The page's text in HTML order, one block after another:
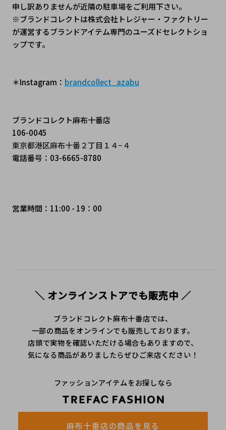
申し訳ありませんが近隣の駐車場をご利用下さい。
※ブランドコレクトは株式会社トレジャー・ファクトリー
が運営するブランドアイテム専門のユーズドセレクトショ
ップです。
＊Instagram： brandcollect_azabu
ブランドコレクト麻布十番店
106-0045
東京都港区麻布十番２丁目１４−４
電話番号：03-6665-8780
営業時間：11:00 - 19：00
＼ オンラインストアでも販売中 ／
ブランドコレクト麻布十番店では、
一部の商品をオンラインでも販売しております。
店頭で実物を確認いただける場合もありますので、
気になる商品がありましたらぜひご来店ください！
ファッションアイテムをお探しなら
麻布十番店の商品を見る